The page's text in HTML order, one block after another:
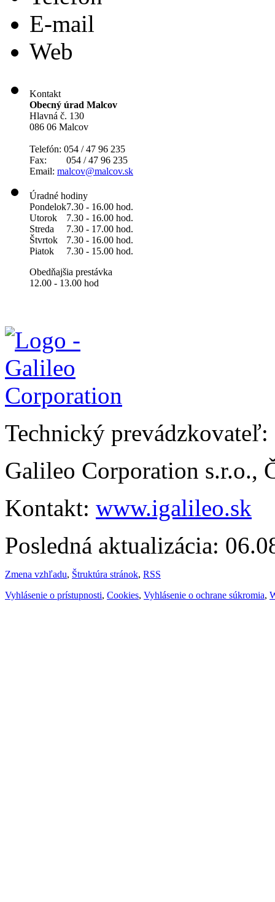
E-mail
Web
Kontakt
Obecný úrad Malcov
Hlavná č. 130
086 06 Malcov
Telefón: 054 / 47 96 235
Fax: 054 / 47 96 235
Email: malcov@malcov.sk
Úradné hodiny
Pondelok7.30 - 16.00 hod.
Utorok
7.30 - 16.00 hod.
Streda
7.30 - 17.00 hod.
Štvrtok
7.30 - 16.00 hod.
Piatok
7.30 - 15.00 hod.
Obedňajšia prestávka
12.00 - 13.00 hod
Technický prevádzkovateľ:
Galileo Corporation s.r.o.,
Kontakt: www.igalileo.sk
Posledná aktualizácia:
Zmena vzhľadu, Štruktúra stránok, RSS
Vyhlásenie o prístupnosti, Cookies, Vyhlásenie o ochrane súkromia,